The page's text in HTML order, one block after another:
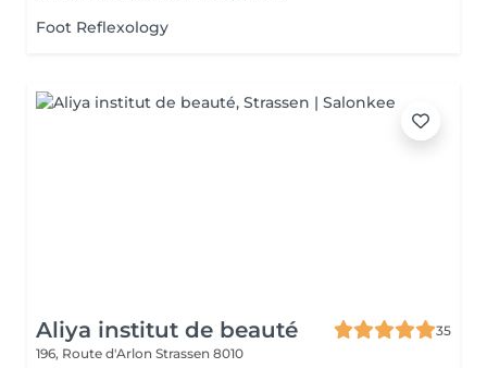
Foot Reflexology
Aliya institut de beauté
35
196, Route d'Arlon Strassen 8010